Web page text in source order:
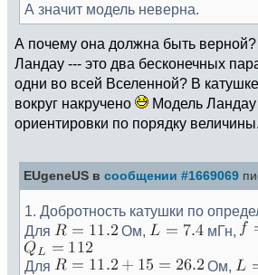
А значит модель неверна.
А почему она должна быть
Ландау --- это два бесконечных
одни во всей Вселенной? В
вокруг накручено
Модель Ландау
ориентировки по порядку величины.
EUgeneUS в сообщении #1669069
1. Добротность катушки по
Для
Ом, мГн,
Для Ом,